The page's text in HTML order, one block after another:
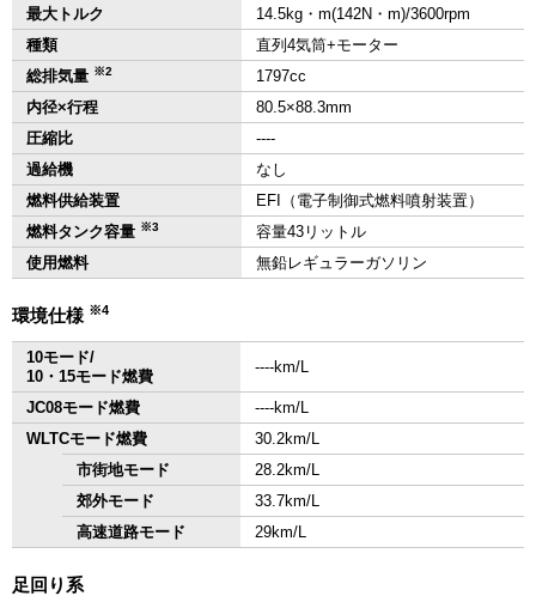
最大トルク
14.5kg・m(142N・m)/3600rpm
種類
直列4気筒+モーター
総排気量 ※2
1797cc
内径×行程
80.5×88.3mm
圧縮比
‐‐‐‐
過給機
なし
燃料供給装置
EFI（電子制御式燃料噴射装置）
燃料タンク容量 ※3
容量43リットル
使用燃料
無鉛レギュラーガソリン
環境仕様 ※4
10モード/
10・15モード燃費
‐‐‐‐km/L
JC08モード燃費
‐‐‐‐km/L
WLTCモード燃費
30.2km/L
市街地モード
28.2km/L
郊外モード
33.7km/L
高速道路モード
29km/L
足回り系